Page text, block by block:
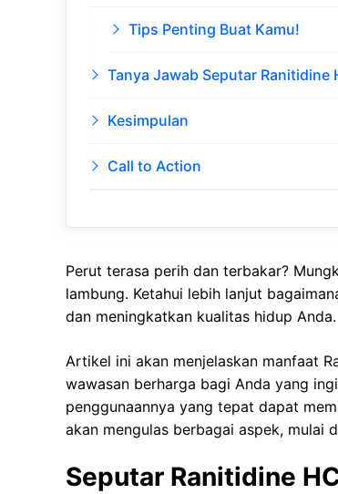
Tips Penting Buat Kamu!
Tanya Jawab Seputar Ranitidine
Kesimpulan
Call to Action
Perut terasa perih dan terbakar?
lambung. Ketahui lebih lanjut
dan meningkatkan kualitas hidup Anda.
Artikel ini akan menjelaskan manfaat
wawasan berharga bagi Anda yang
penggunaannya yang tepat dapat
akan mengulas berbagai aspek, mulai
Seputar Ranitidine